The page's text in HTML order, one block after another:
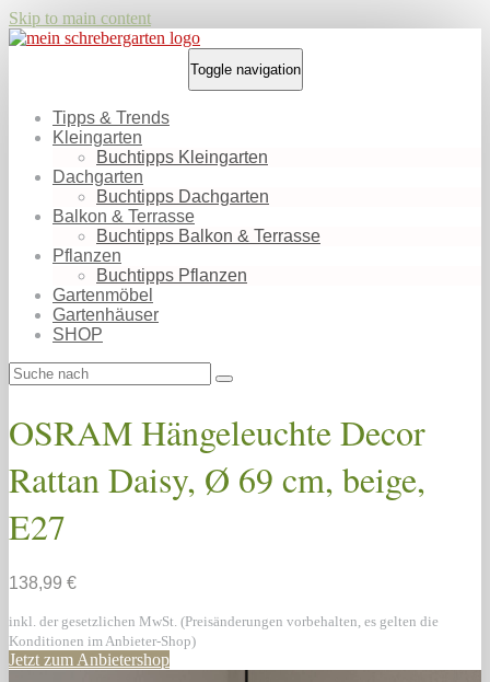
Skip to main content
Toggle navigation
Tipps & Trends
Kleingarten
Buchtipps Kleingarten
Dachgarten
Buchtipps Dachgarten
Balkon & Terrasse
Buchtipps Balkon & Terrasse
Pflanzen
Buchtipps Pflanzen
Gartenmöbel
Gartenhäuser
SHOP
OSRAM Hängeleuchte Decor
Rattan Daisy, Ø 69 cm, beige,
E27
138,99 €
inkl. der gesetzlichen MwSt. (Preisänderungen vorbehalten, es gelten die
Konditionen im Anbieter-Shop)
Jetzt zum Anbietershop